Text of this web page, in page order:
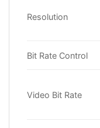
Resolution
Bit Rate Control
Video Bit Rate